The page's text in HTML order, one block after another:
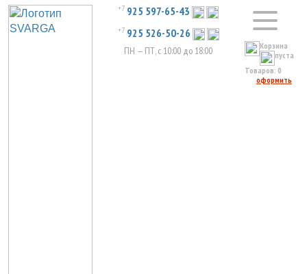
+7 925 597-65-43
+7 925 526-50-26
ПН — ПТ, с 10:00 до 18:00
Корзина
пуста
Товаров: 0
оформить